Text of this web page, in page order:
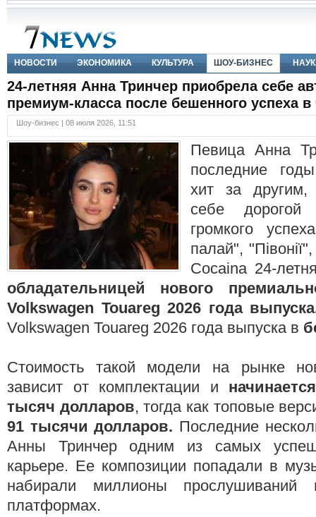
НОВОСТИ ЭКОНОМИКА КУЛЬТУРА ШОУ-БИЗНЕС
24-летняя Анна Тринчер приобрела себе
премиум-класса после бешенного успеха в
Шоу-бизнес | 08 июля 2026, 11:51
Певица Анна
последние
хит за другим,
себе дорогой
громкого
палай",
Cocaina 24-
обладательницей нового
Volkswagen Touareg 2026 года
Volkswagen Touareg 2026 года выпуска в
Стоимость такой модели на рынке
зависит от комплектации и
тысяч долларов, тогда как топовые
91 тысячи долларов. Последние
Анны Тринчер одним из самых
карьере. Ее композиции попадали в
набирали миллионы прослушиваний
платформах.